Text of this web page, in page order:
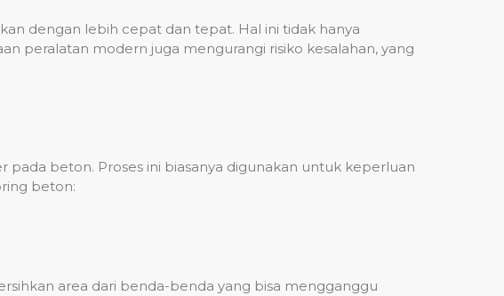
dengan lebih cepat dan tepat. Hal ini tidak hanya
peralatan modern juga mengurangi risiko kesalahan, yang
beton. Proses ini biasanya digunakan untuk keperluan
beton:
area dari benda-benda yang bisa mengganggu